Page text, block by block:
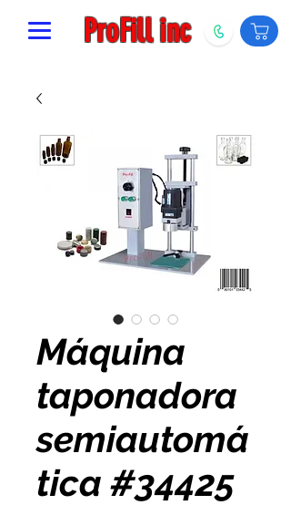
ProFill inc
Máquina
taponadora
semiautomá
tica #34425